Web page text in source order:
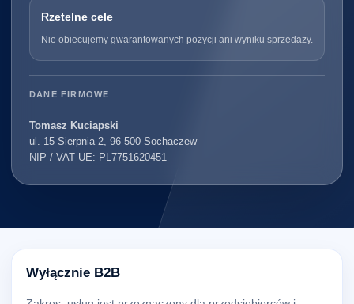
Rzetelne cele
Nie obiecujemy gwarantowanych pozycji ani wyniku sprzedaży.
DANE FIRMOWE
Tomasz Kuciapski
ul. 15 Sierpnia 2, 96-500 Sochaczew
NIP / VAT UE: PL7751620451
Wyłącznie B2B